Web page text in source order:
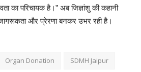
का परिचायक है।” अब जिज्ञांशु की कहानी
और प्रेरणा बनकर उभर रही है।
Organ Donation SDMH Jaipur